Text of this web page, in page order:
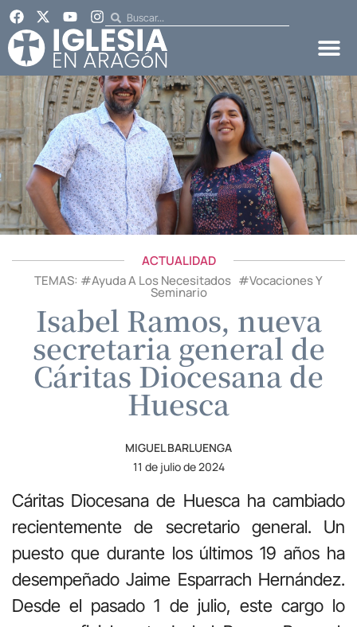
ACTUALIDAD
TEMAS: #Ayuda A Los Necesitados #Vocaciones Y
Seminario
Isabel Ramos, nueva
secretaria general de
Cáritas Diocesana de
Huesca
MIGUEL BARLUENGA
11 de julio de 2024
Cáritas Diocesana de Huesca ha cambiado
recientemente de secretario general. Un
puesto que durante los últimos 19 años ha
desempeñado Jaime Esparrach Hernández.
Desde el pasado 1 de julio, este cargo lo